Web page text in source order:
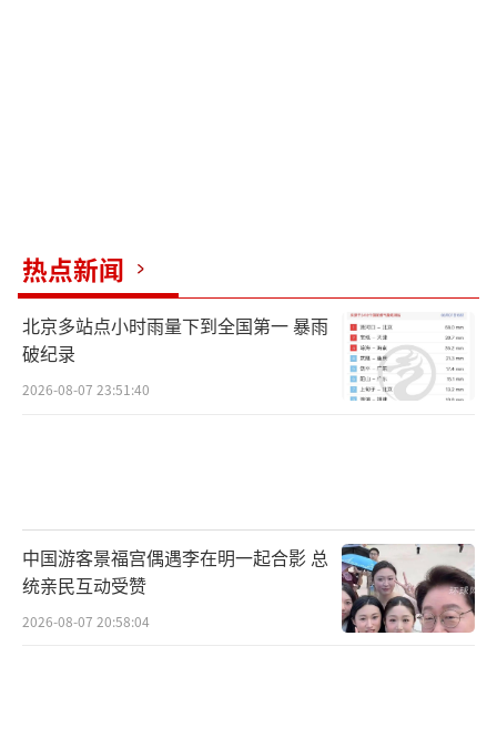
热点新闻
北京多站点小时雨量下到全国第一 暴雨
破纪录
2026-08-07 23:51:40
中国游客景福宫偶遇李在明一起合影 总
统亲民互动受赞
2026-08-07 20:58:04